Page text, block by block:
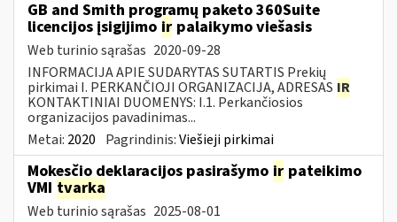
GB and Smith programų paketo 360Suite
licencijos įsigijimo ir palaikymo viešasis
Web turinio sąrašas 2020-09-28
INFORMACIJA APIE SUDARYTAS SUTARTIS Prekių
pirkimai I. PERKANČIOJI ORGANIZACIJA, ADRESAS IR
KONTAKTINIAI DUOMENYS: I.1. Perkančiosios
organizacijos pavadinimas...
Metai: 2020 Pagrindinis:Viešieji pirkimai
Mokesčio deklaracijos pasirašymo ir pateikimo
VMI tvarka
Web turinio sąrašas 2025-08-01